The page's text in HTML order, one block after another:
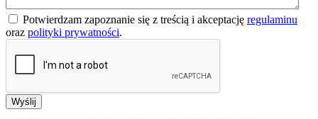
Potwierdzam zapoznanie się z treścią i akceptację regulaminu
oraz polityki prywatności.
Wyślij